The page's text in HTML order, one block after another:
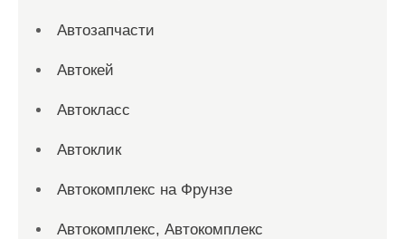
Автозапчасти
Автокей
Автокласс
Автоклик
Автокомплекс на Фрунзе
Автокомплекс, Автокомплекс